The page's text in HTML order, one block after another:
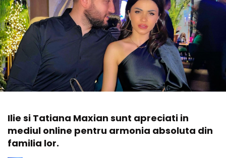
Ilie si Tatiana Maxian sunt apreciati in
mediul online pentru armonia absoluta din
familia lor.